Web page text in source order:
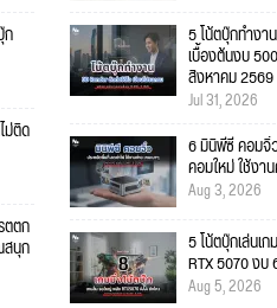
ม่ติด
ตตก
สนุก
5 โน้ตบุ๊กทำงา
เบื้องต้นงบ
สิงหาคม 2569
Jul 31, 2026
6 มินิพีซี คอมจิ๋
คอมใหม่ ใช้ง
Aug 3, 2026
5 โน้ตบุ๊กเล่นเ
RTX 5070 งบ
Aug 5, 2026